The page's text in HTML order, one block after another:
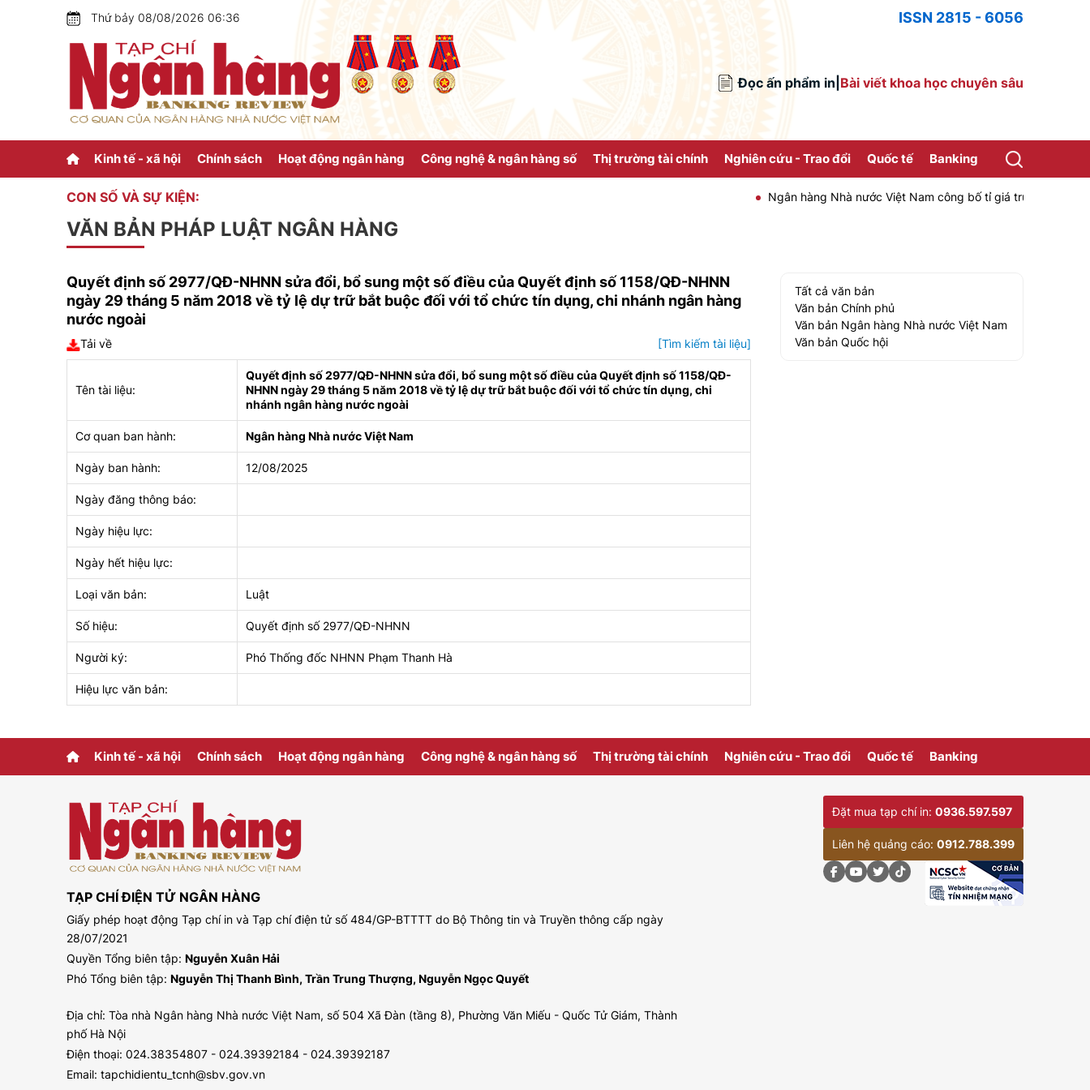
Thứ bảy 08/08/2026 06:36 ISSN 2815 - 6056
Đọc ấn phẩm in Bài viết khoa học chuyên sâu
Kinh tế - xã hội Chính sách Hoạt động ngân hàng Công nghệ & ngân hàng số Thị trường tài chính Nghiên cứu - Trao đổi Quốc tế Banking
CON SỐ VÀ SỰ KIỆN: Ngân hàng Nhà nước Việt Nam công bố tỉ giá trung tâm của
VĂN BẢN PHÁP LUẬT NGÂN HÀNG
Quyết định số 2977/QĐ-NHNN sửa đổi, bổ sung một số điều của Quyết định số 1158/QĐ-NHNN
ngày 29 tháng 5 năm 2018 về tỷ lệ dự trữ bắt buộc đối với tổ chức tín dụng, chi nhánh ngân hàng
nước ngoài
[Tìm kiếm tài liệu]
Tải về
Tên tài liệu:
Quyết định số 2977/QĐ-NHNN sửa đổi, bổ sung một số điều của Quyết định số 1158/QĐ-
NHNN ngày 29 tháng 5 năm 2018 về tỷ lệ dự trữ bắt buộc đối với tổ chức tín dụng, chi
nhánh ngân hàng nước ngoài
Cơ quan ban hành: Ngân hàng Nhà nước Việt Nam
Ngày ban hành: 12/08/2025
Ngày đăng thông báo:
Ngày hiệu lực:
Ngày hết hiệu lực:
Loại văn bản: Luật
Số hiệu: Quyết định số 2977/QĐ-NHNN
Người ký: Phó Thống đốc NHNN Phạm Thanh Hà
Hiệu lực văn bản:
Tất cả văn bản
Văn bản Chính phủ
Văn bản Ngân hàng Nhà nước Việt Nam
Văn bản Quốc hội
Kinh tế - xã hội Chính sách Hoạt động ngân hàng Công nghệ & ngân hàng số Thị trường tài chính Nghiên cứu - Trao đổi Quốc tế Banking
TẠP CHÍ ĐIỆN TỬ NGÂN HÀNG
Giấy phép hoạt động Tạp chí in và Tạp chí điện tử số 484/GP-BTTTT do Bộ Thông tin và Truyền thông cấp ngày
28/07/2021
Quyền Tổng biên tập: Nguyễn Xuân Hải
Phó Tổng biên tập: Nguyễn Thị Thanh Bình, Trần Trung Thượng, Nguyễn Ngọc Quyết
Địa chỉ: Tòa nhà Ngân hàng Nhà nước Việt Nam, số 504 Xã Đàn (tầng 8), Phường Văn Miếu - Quốc Tử Giám, Thành
phố Hà Nội
Điện thoại: 024.38354807 - 024.39392184 - 024.39392187
Email: tapchidientu_tcnh@sbv.gov.vn
Đặt mua tạp chí in: 0936.597.597
Liên hệ quảng cáo: 0912.788.399